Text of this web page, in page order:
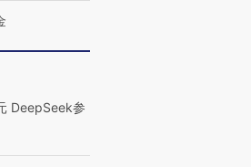
DeepSeek参